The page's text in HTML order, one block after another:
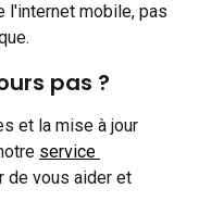
l'internet mobile, pas
pas ?
et la mise à jour
service
de vous aider et